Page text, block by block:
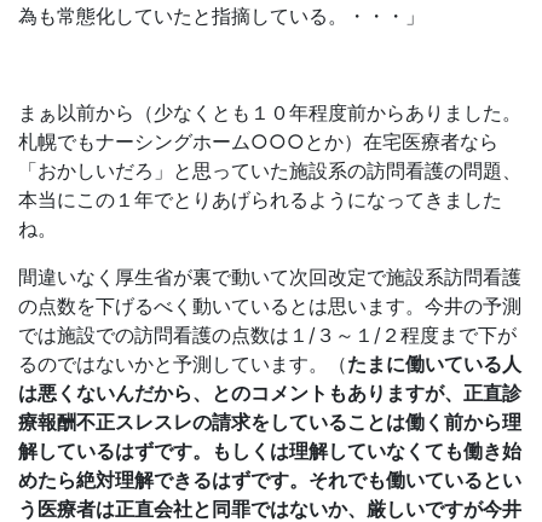
為も常態化していたと指摘している。・・・」
まぁ以前から（少なくとも１０年程度前からありました。
札幌でもナーシングホーム○○○とか）在宅医療者なら
「おかしいだろ」と思っていた施設系の訪問看護の問題、
本当にこの１年でとりあげられるようになってきました
ね。
間違いなく厚生省が裏で動いて次回改定で施設系訪問看護
の点数を下げるべく動いているとは思います。今井の予測
では施設での訪問看護の点数は１/３～１/２程度まで下が
るのではないかと予測しています。（たまに働いている人
は悪くないんだから、とのコメントもありますが、正直診
療報酬不正スレスレの請求をしていることは働く前から理
解しているはずです。もしくは理解していなくても働き始
めたら絶対理解できるはずです。それでも働いているとい
う医療者は正直会社と同罪ではないか、厳しいですが今井